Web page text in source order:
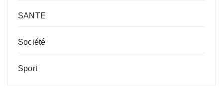
SANTE
Société
Sport